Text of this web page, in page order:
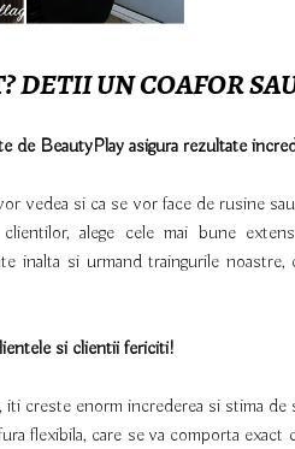
DETII UN COAFOR
de BeautyPlay asigura rezultate
vedea si ca se vor face de rusine
alege cele mai bune
inalta si urmand traingurile noastre,
si clientii fericiti!
creste enorm increderea si stima
flexibila, care se va comporta